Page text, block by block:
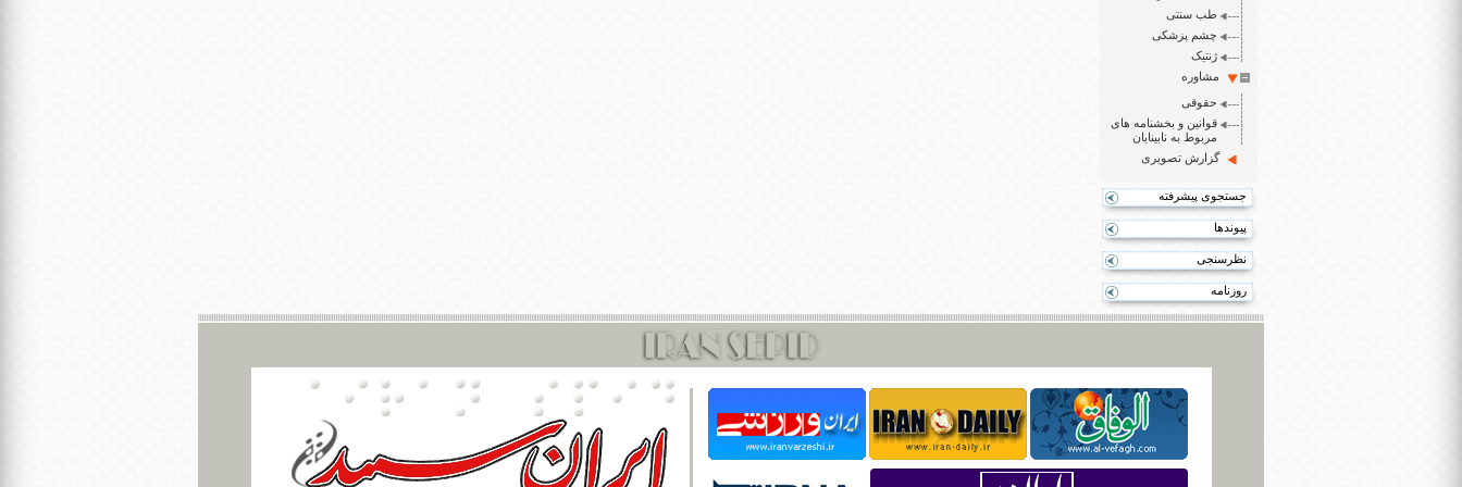
طب سنتی
چشم پزشکی
ژنتیک
مشاوره
حقوقی
قوانین و بخشنامه های
مربوط به نابینایان
گزارش تصویری
جستجوی پیشرفته
پیوندها
نظرسنجی
روزنامه